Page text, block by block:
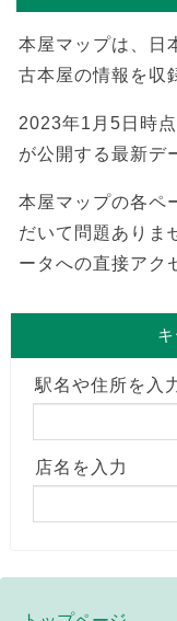
本屋マップは、日
古本屋の情報を収
2023年1月5日時
が公開する最新デ
本屋マップの各ペ
だいて問題ありま
ータへの直接アク
駅名や住所を入
店名を入力